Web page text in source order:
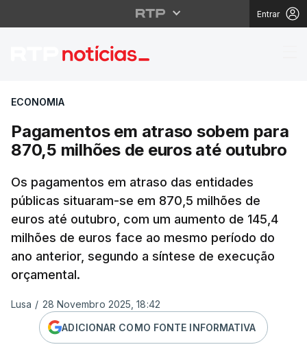
Entrar
Pagamentos em
ECONOMIA
Pagamentos em atraso sobem para
870,5 milhões de euros até outubro
Os pagamentos em atraso das entidades
públicas situaram-se em 870,5 milhões de
euros até outubro, com um aumento de 145,4
milhões de euros face ao mesmo período do
ano anterior, segundo a síntese de execução
orçamental.
Lusa / 28 Novembro 2025, 18:42
ADICIONAR COMO FONTE INFORMATIVA